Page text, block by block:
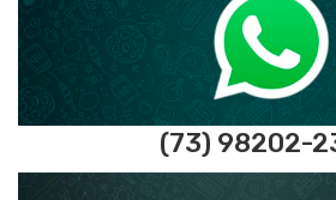
(73) 98202-